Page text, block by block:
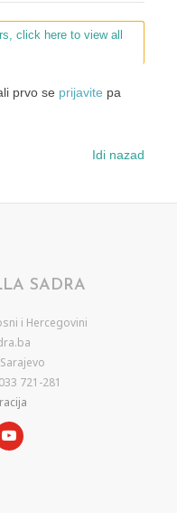
click here to view all
prvo se prijavite pa
Idi nazad
SADRA
i Hercegovini
721-281